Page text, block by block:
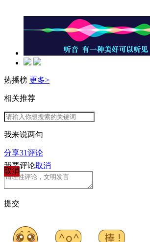
热播榜 更多>
相关推荐
我来说两句
分享31评论
取消
我要评论取消
提交